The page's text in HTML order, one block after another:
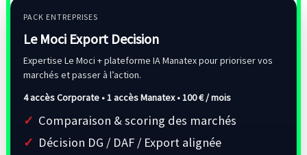
PACK ENTREPRISES
Le Moci Export Decision
Expertise Le Moci + plateforme IA Manatex pour prioriser vos
marchés et passer à l’action.
4 accès Corporate • 1 accès Manatex •100 € / mois
Comparaison & scoring des marchés
Décision DG / DAF / Export alignée